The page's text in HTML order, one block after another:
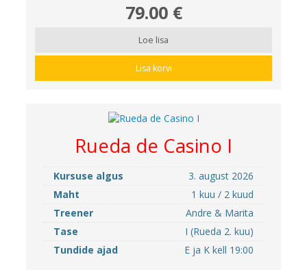
79.00 €
Loe lisa
Lisa korvi
Rueda de Casino I
Kursuse algus
3. august 2026
Maht
1 kuu / 2 kuud
Treener
Andre & Marita
Tase
I (Rueda 2. kuu)
Tundide ajad
E ja K kell 19:00